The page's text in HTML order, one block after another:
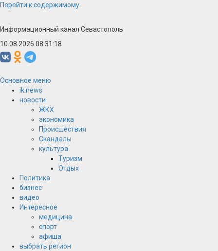
Перейти к содержимому
Информационный канал Севастополь
10.08.2026 08:31:18
Основное меню
ik.news
новости
ЖКХ
экономика
Происшествия
Скандалы
культура
Туризм
Отдых
Политика
бизнес
видео
Интересное
медицина
спорт
афиша
выбрать регион